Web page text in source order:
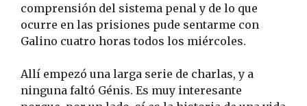
comprensión del sistema penal y de lo que
ocurre en las prisiones pude sentarme con
Galino cuatro horas todos los miércoles.
Allí empezó una larga serie de charlas, y a
ninguna faltó Génis. Es muy interesante